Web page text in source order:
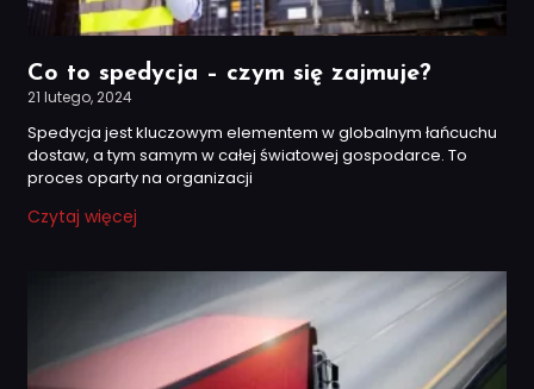
Co to spedycja – czym się zajmuje?
21 lutego, 2024
Spedycja jest kluczowym elementem w globalnym łańcuchu
dostaw, a tym samym w całej światowej gospodarce. To
proces oparty na organizacji
Czytaj więcej